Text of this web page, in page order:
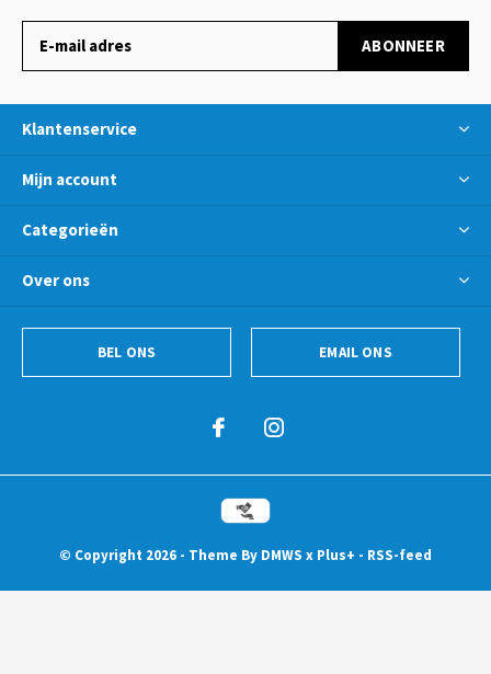
ABONNEER
Klantenservice
Mijn account
Categorieën
Over ons
BEL ONS EMAIL ONS
© Copyright 2026 - Theme By DMWS x Plus+ - RSS-feed